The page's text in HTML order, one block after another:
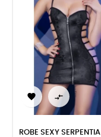
 
ROBE SEXY SERPENTIA